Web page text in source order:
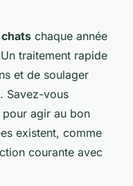
chez le
connaître
lecture
chaque année
traitement rapide
et de soulager
Savez-vous
pour agir au bon
existent, comme
courante avec